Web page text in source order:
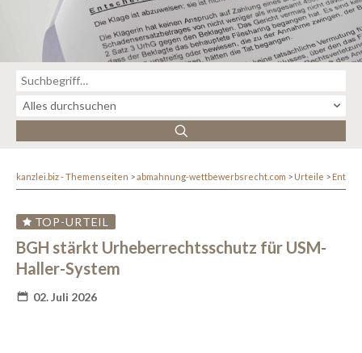
kanzlei.biz - Themenseiten abmahnung-wettbewerbsrecht.com Urteile
TOP-URTEIL
BGH stärkt Urheberrechtsschutz für USM-
Haller-System
02. Juli 2026